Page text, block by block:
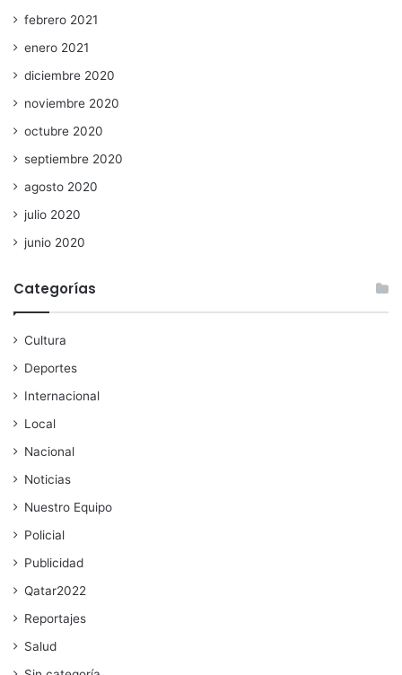
febrero 2021
enero 2021
diciembre 2020
noviembre 2020
octubre 2020
septiembre 2020
agosto 2020
julio 2020
junio 2020
Categorías
Cultura
Deportes
Internacional
Local
Nacional
Noticias
Nuestro Equipo
Policial
Publicidad
Qatar2022
Reportajes
Salud